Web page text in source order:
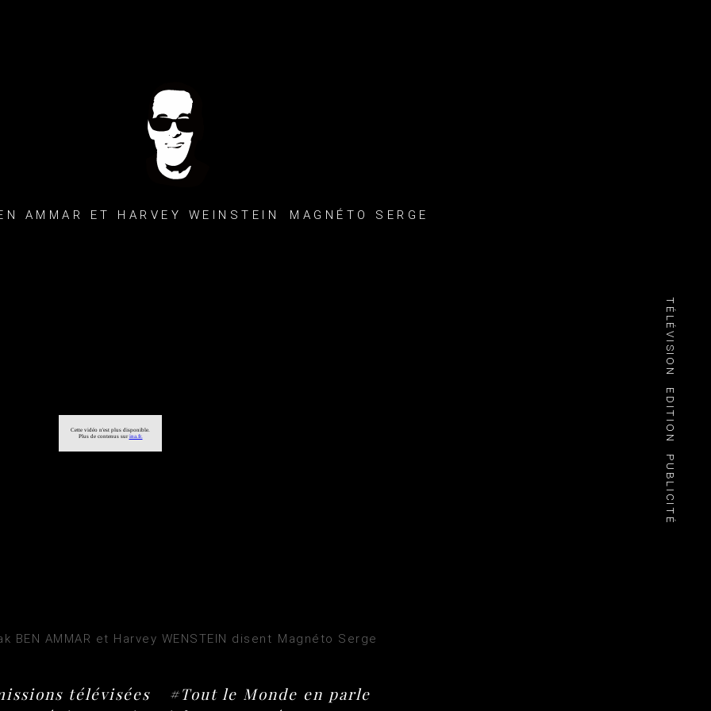
TÉLÉVISION
EDITION
PUBLICITÉ
AMMAR ET HARVEY WEINSTEIN MAGNÉTO SERGE
BEN AMMAR et Harvey WENSTEIN disent Magnéto Serge
télévisées
#Tout le Monde en parle